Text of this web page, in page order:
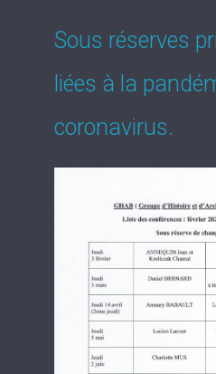
Sous réserves
liées à la
coronavirus.